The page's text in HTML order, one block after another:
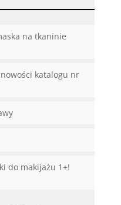
na tkaninie
katalogu nr
do makijażu 1+!